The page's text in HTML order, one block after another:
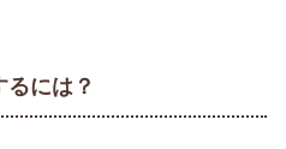
るには？